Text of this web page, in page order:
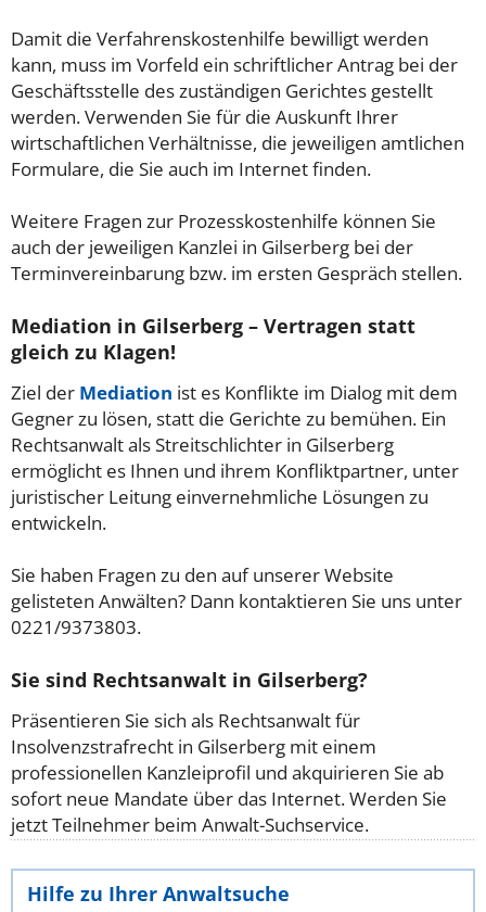
Damit die Verfahrenskostenhilfe bewilligt werden
kann, muss im Vorfeld ein schriftlicher Antrag bei der
Geschäftsstelle des zuständigen Gerichtes gestellt
werden. Verwenden Sie für die Auskunft Ihrer
wirtschaftlichen Verhältnisse, die jeweiligen amtlichen
Formulare, die Sie auch im Internet finden.
Weitere Fragen zur Prozesskostenhilfe können Sie
auch der jeweiligen Kanzlei in Gilserberg bei der
Terminvereinbarung bzw. im ersten Gespräch stellen.
Mediation in Gilserberg – Vertragen statt
gleich zu Klagen!
Ziel der Mediation ist es Konflikte im Dialog mit dem
Gegner zu lösen, statt die Gerichte zu bemühen. Ein
Rechtsanwalt als Streitschlichter in Gilserberg
ermöglicht es Ihnen und ihrem Konfliktpartner, unter
juristischer Leitung einvernehmliche Lösungen zu
entwickeln.
Sie haben Fragen zu den auf unserer Website
gelisteten Anwälten? Dann kontaktieren Sie uns unter
0221/9373803.
Sie sind Rechtsanwalt in Gilserberg?
Präsentieren Sie sich als Rechtsanwalt für
Insolvenzstrafrecht in Gilserberg mit einem
professionellen Kanzleiprofil und akquirieren Sie ab
sofort neue Mandate über das Internet. Werden Sie
jetzt Teilnehmer beim Anwalt-Suchservice.
Hilfe zu Ihrer Anwaltsuche